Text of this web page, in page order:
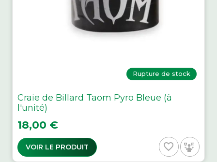
Rupture de stock
Craie de Billard Taom Pyro Bleue (à
l'unité)
Prix
18,00 €
VOIR LE PRODUIT favorite_border